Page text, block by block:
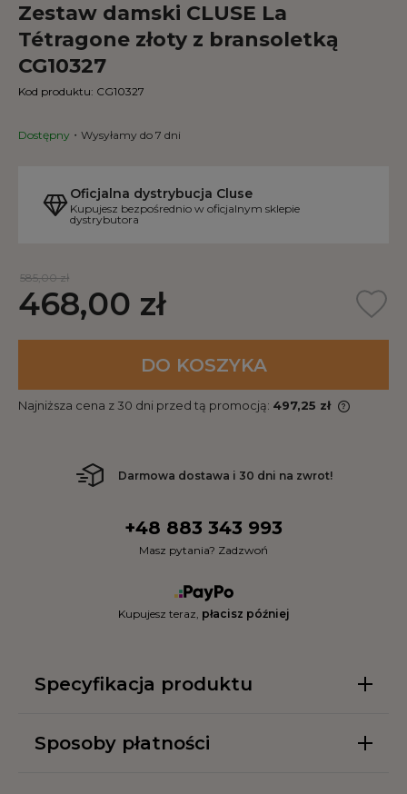
Zestaw damski CLUSE La
Tétragone złoty z bransoletką
CG10327
Kod produktu: CG10327
Dostępny Wysyłamy do 7 dni
Oficjalna dystrybucja Cluse
Kupujesz bezpośrednio w oficjalnym sklepie
dystrybutora
585,00 zł
468,00 zł
DO KOSZYKA
Najniższa cena z 30 dni przed tą promocją: 497,25 zł
Darmowa dostawa i 30 dni na zwrot!
+48 883 343 993
Masz pytania? Zadzwoń
Kupujesz teraz, płacisz później
Specyfikacja produktu
Sposoby płatności